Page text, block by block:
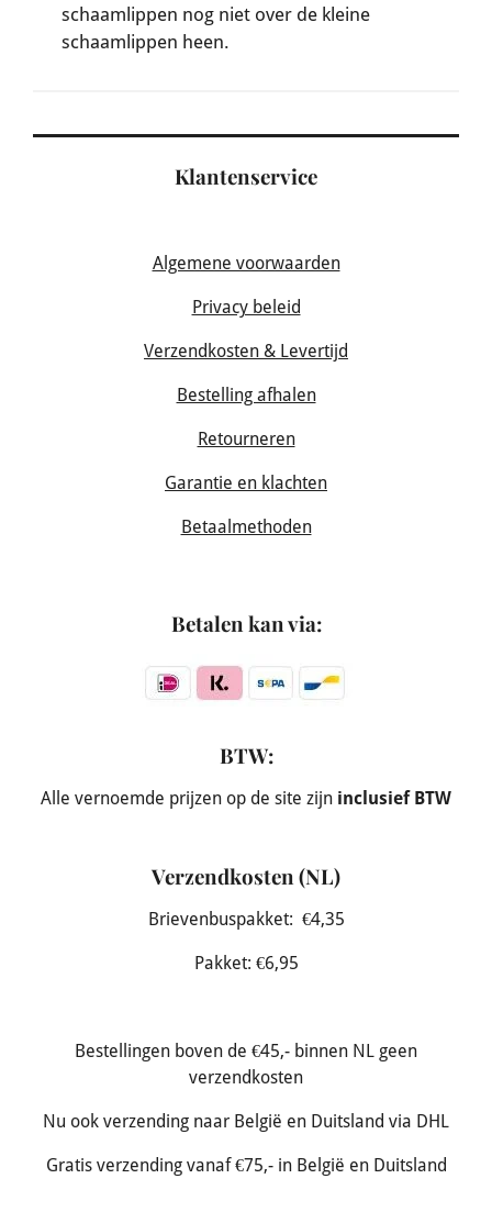
schaamlippen nog niet over de kleine
schaamlippen heen.
Klantenservice
Algemene voorwaarden
Privacy beleid
Verzendkosten & Levertijd
Bestelling afhalen
Retourneren
Garantie en klachten
Betaalmethoden
Betalen kan via:
BTW:
Alle vernoemde prijzen op de site zijn inclusief BTW
Verzendkosten (NL)
Brievenbuspakket: €4,35
Pakket: €6,95
Bestellingen boven de €45,- binnen NL geen
verzendkosten
Nu ook verzending naar België en Duitsland via DHL
Gratis verzending vanaf €75,- in België en Duitsland